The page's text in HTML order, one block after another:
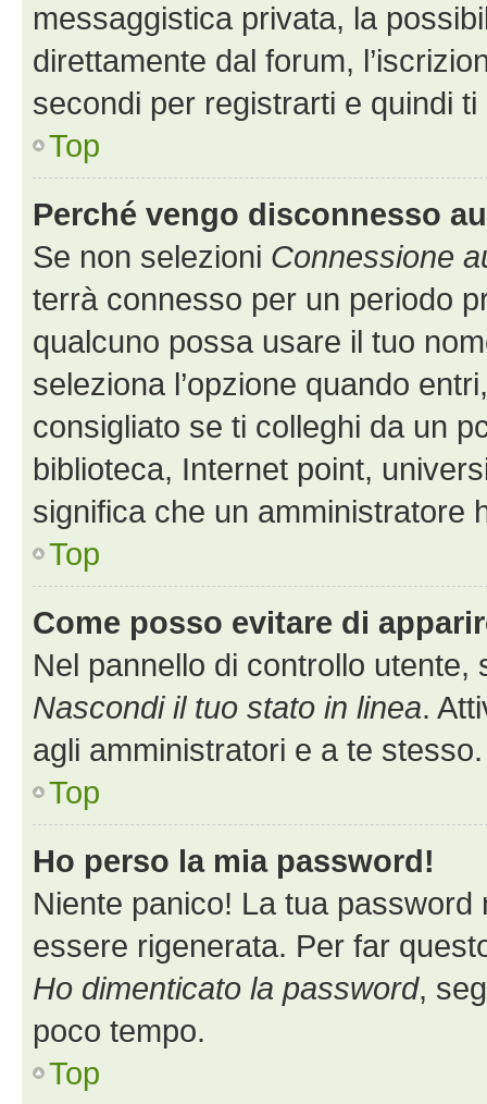
messaggistica privata, la
direttamente dal forum,
secondi per registrarti e quindi
Top
Perché vengo disconnesso
Se non selezioni Connessione
terrà connesso per un periodo
qualcuno possa usare il tuo
seleziona l’opzione quando
consigliato se ti colleghi da un
biblioteca, Internet point,
significa che un amministratore
Top
Come posso evitare di
Nel pannello di controllo utente,
Nascondi il tuo stato in linea.
agli amministratori e a te
Top
Ho perso la mia password!
Niente panico! La tua
essere rigenerata. Per far
Ho dimenticato la password,
poco tempo.
Top